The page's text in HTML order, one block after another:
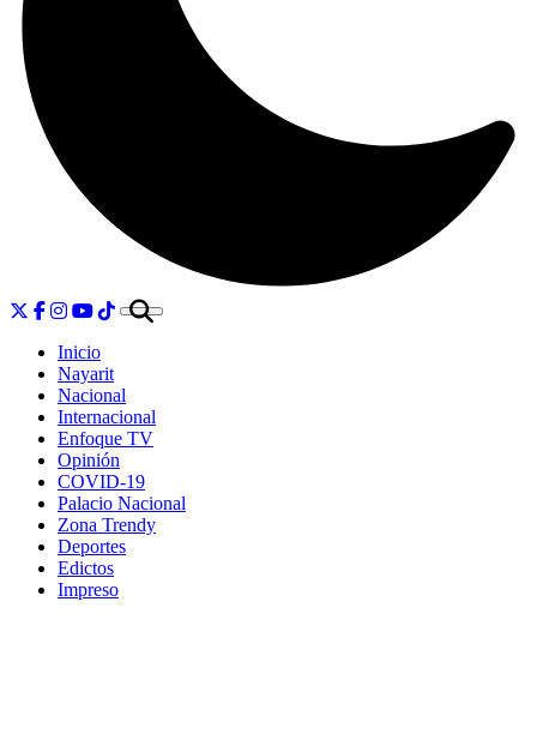
Inicio
Nayarit
Nacional
Internacional
Enfoque TV
Opinión
COVID-19
Palacio Nacional
Zona Trendy
Deportes
Edictos
Impreso